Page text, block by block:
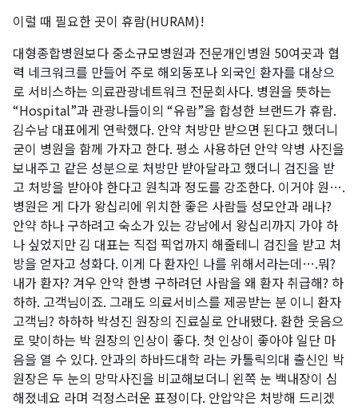
이럴 때 필요한 곳이 휴람(HURAM)!
대형종합병원보다 중소규모병원과 전문개인병원 50여곳과 협
력 네크워크를 만들어 주로 해외동포나 외국인 환자를 대상으
로 서비스하는 의료관광네트워크 전문회사다. 병원을 뜻하는
“Hospital”과 관광나들이의 “유람”을 합성한 브랜드가 휴람.
김수남 대표에게 연락했다. 안약 처방만 받으면 된다고 했더니
굳이 병원을 함께 가자고 한다. 평소 사용하던 안약 약병 사진을
보내주고 같은 성분으로 처방만 받아달라고 했더니 검진을 받
고 처방을 받아야 한다고 원칙과 정도를 강조한다. 이거야 원….
병원은 게 다가 왕십리에 위치한 좋은 사람들 성모안과 래나?
안약 하나 구하려고 숙소가 있는 강남에서 왕십리까지 가야 하
나 싶었지만 김 대표는 직접 픽업까지 해줄테니 검진을 받고 처
방을 얻자고 성화다. 이게 다 환자인 나를 위해서라는데….뭐?
내가 환자? 겨우 안약 한병 구하려던 사람을 왜 환자 취급해? 하
하하. 고객님이죠. 그래도 의료서비스를 제공받는 분 이니 환자
고객님? 하하하 박성진 원장의 진료실로 안내됐다. 환한 웃음으
로 맞이하는 박 원장의 인상이 좋다. 첫 인상이 좋아야 일단 마
음을 열 수 있다. 안과의 하바드대학 라는 카톨릭의대 출신인 박
원장은 두 눈의 망막사진을 비교해보더니 왼쪽 눈 백내장이 심
해졌네요 라며 걱정스러운 표정이다. 안압약은 처방해 드리겠